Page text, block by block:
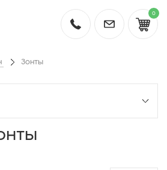
0
Зонты